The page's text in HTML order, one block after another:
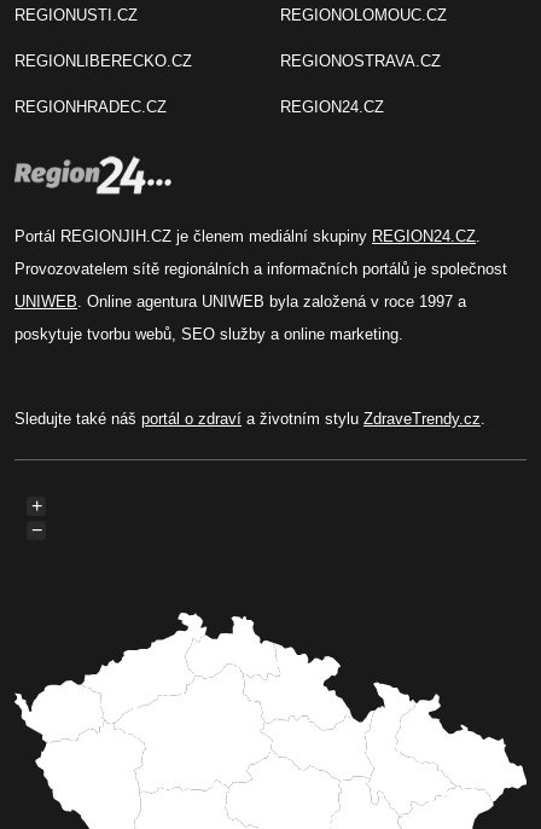
REGIONUSTI.CZ
REGIONLIBERECKO.CZ
REGIONHRADEC.CZ
REGIONOLOMOUC.CZ
REGIONOSTRAVA.CZ
REGION24.CZ
Portál REGIONJIH.CZ je členem mediální skupiny REGION24.CZ
Provozovatelem sítě regionálních a informačních portálů je společnost
UNIWEB . Online agentura UNIWEB byla založená v roce 1997 a
poskytuje tvorbu webů, SEO služby a online marketing.
Sledujte také náš portál o zdraví a životním stylu ZdraveTrendy.cz
+
−